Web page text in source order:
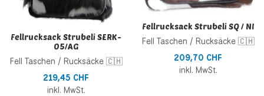
Fellrucksack Strubeli SERK-
05/AG
Fell Taschen / Rucksäcke 🇨🇭
219,45 CHF
inkl. MwSt.
Fellrucksack Strubeli SQ / NI
Fell Taschen / Rucksäcke 🇨🇭
209,70 CHF
inkl. MwSt.